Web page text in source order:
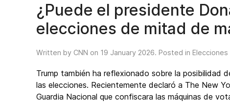
¿Puede el presidente
elecciones de mitad de
Written by CNN on 19 January 2026. Posted in
Trump también ha reflexionado sobre la posibilidad
las elecciones. Recientemente declaró a The New
Guardia Nacional que confiscara las máquinas de